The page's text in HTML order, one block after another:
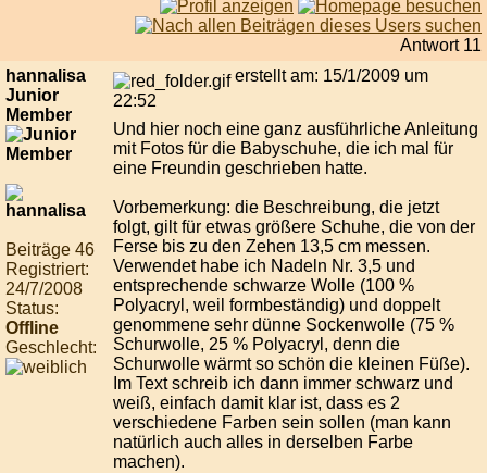
Antwort 11
hannalisa
Junior
Member
Beiträge 46
Registriert:
24/7/2008
Status:
Offline
Geschlecht:
erstellt am: 15/1/2009 um
22:52
Und hier noch eine ganz ausführliche Anleitung
mit Fotos für die Babyschuhe, die ich mal für
eine Freundin geschrieben hatte.
Vorbemerkung: die Beschreibung, die jetzt
folgt, gilt für etwas größere Schuhe, die von der
Ferse bis zu den Zehen 13,5 cm messen.
Verwendet habe ich Nadeln Nr. 3,5 und
entsprechende schwarze Wolle (100 %
Polyacryl, weil formbeständig) und doppelt
genommene sehr dünne Sockenwolle (75 %
Schurwolle, 25 % Polyacryl, denn die
Schurwolle wärmt so schön die kleinen Füße).
Im Text schreib ich dann immer schwarz und
weiß, einfach damit klar ist, dass es 2
verschiedene Farben sein sollen (man kann
natürlich auch alles in derselben Farbe
machen).